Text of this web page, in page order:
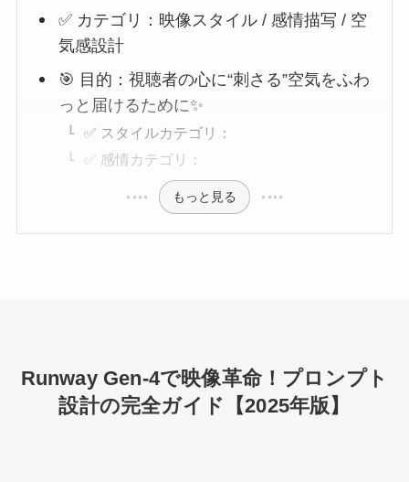
✅ カテゴリ：映像スタイル / 感情描写 / 空
気感設計
🎯 目的：視聴者の心に“刺さる”空気をふわ
っと届けるために✨
✅ スタイルカテゴリ：
✅ 感情カテゴリ：
もっと見る
Runway Gen-4で映像革命！プロンプト
設計の完全ガイド【2025年版】